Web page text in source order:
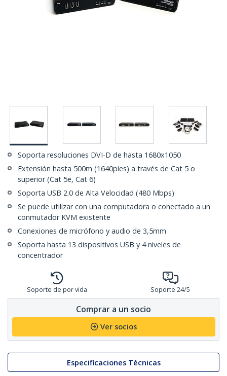
Soporta resoluciones DVI-D de hasta 1680x1050
Extensión hasta 500m (1640pies) a través de Cat 5 o
superior (Cat 5e, Cat 6)
Soporta USB 2.0 de Alta Velocidad (480 Mbps)
Se puede utilizar con una computadora o conectado a un
conmutador KVM existente
Conexiones de micrófono y audio de 3,5mm
Soporta hasta 13 dispositivos USB y 4 niveles de
concentrador
Soporte de por vida Soporte 24/5
Comprar a un socio
Ver socios
Especificaciones Técnicas